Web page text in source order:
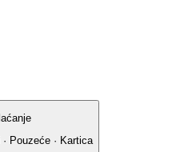
Pouzeće · Kartica